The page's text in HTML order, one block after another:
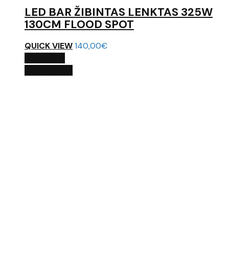
LED BAR ŽIBINTAS LENKTAS 325W
130CM FLOOD SPOT
QUICK VIEW140,00€